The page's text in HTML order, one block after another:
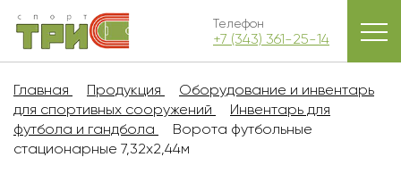
Телефон
+7 (343) 361-25-14
Главная Продукция
Оборудование и инвентарь
для спортивных сооружений
Инвентарь для
футбола и гандбола
Ворота футбольные
стационарные 7,32х2,44м